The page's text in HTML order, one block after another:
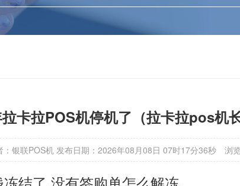
卡拉POS机停机了（拉卡拉pos机
：银联POS机 发布日期： 2026年08月08日 07时17分36秒 浏